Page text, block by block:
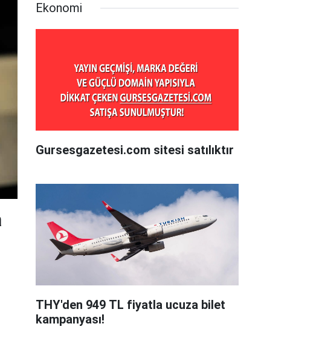
Ekonomi
Gursesgazetesi.com sitesi satılıktır
THY'den 949 TL fiyatla ucuza bilet
kampanyası!